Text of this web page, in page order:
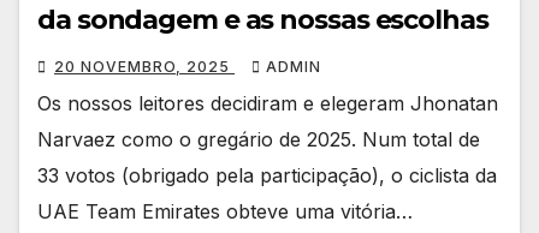
da sondagem e as nossas escolhas
20 NOVEMBRO, 2025 ADMIN
Os nossos leitores decidiram e elegeram Jhonatan
Narvaez como o gregário de 2025. Num total de
33 votos (obrigado pela participação), o ciclista da
UAE Team Emirates obteve uma vitória…